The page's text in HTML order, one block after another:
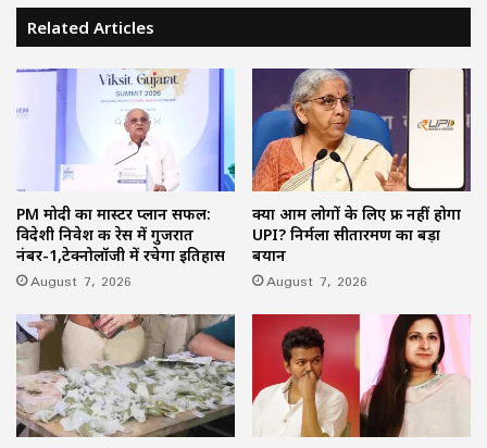
Related Articles
PM मोदी का मास्टर प्लान सफल:
विदेशी निवेश की रेस में गुजरात
नंबर-1,टेक्नोलॉजी में रचेगा इतिहास
August 7, 2026
क्या आम लोगों के लिए फ्री नहीं होगा
UPI? निर्मला सीतारमण का बड़ा
बयान
August 7, 2026